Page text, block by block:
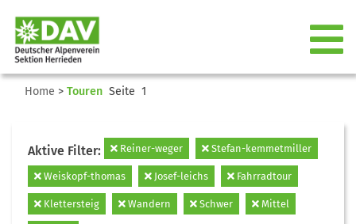
Home > Touren Seite 1
Aktive Filter: Reiner-weger Stefan-kemmetmiller
Weiskopf-thomas Josef-leichs Fahrradtour
Klettersteig Wandern Schwer Mittel